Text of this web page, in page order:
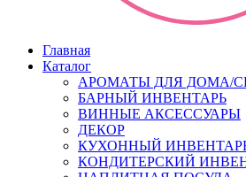
Главная
Каталог
АРОМАТЫ ДЛЯ ДОМА/
БАРНЫЙ ИНВЕНТАРЬ
ВИННЫЕ АКСЕССУАРЫ
ДЕКОР
КУХОННЫЙ
КОНДИТЕРСКИЙ